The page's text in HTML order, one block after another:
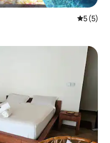
5 (5)